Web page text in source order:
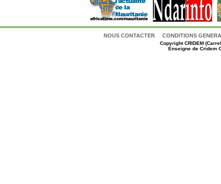
NOUS CONTACTER CONDITIONS
CopyrightCRIDEM
Enseigne de Cridem